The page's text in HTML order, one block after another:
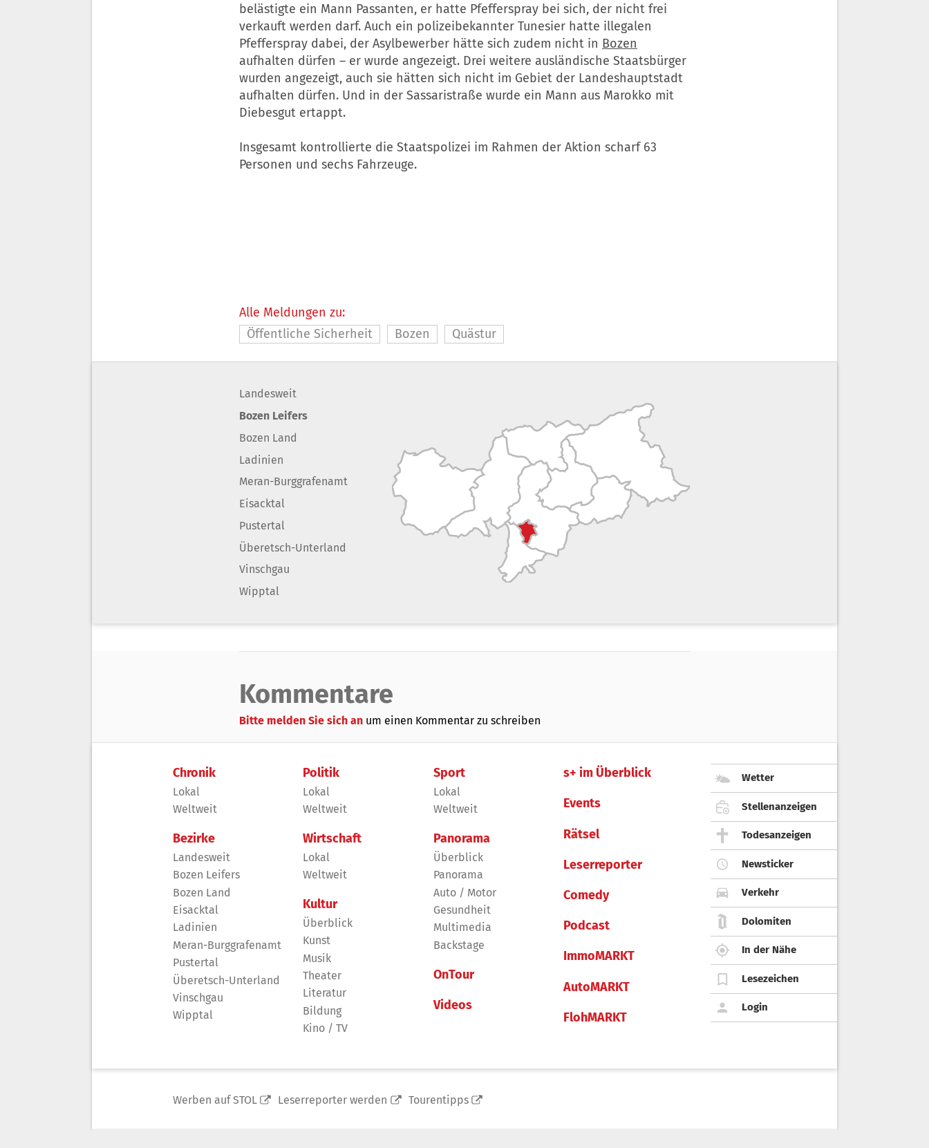
belästigte ein Mann Passanten, er hatte Pfefferspray bei sich, der nicht frei
verkauft werden darf. Auch ein polizeibekannter Tunesier hatte illegalen
Pfefferspray dabei, der Asylbewerber hätte sich zudem nicht in Bozen
aufhalten dürfen – er wurde angezeigt. Drei weitere ausländische Staatsbürger
wurden angezeigt, auch sie hätten sich nicht im Gebiet der Landeshauptstadt
aufhalten dürfen. Und in der Sassaristraße wurde ein Mann aus Marokko mit
Diebesgut ertappt.
Insgesamt kontrollierte die Staatspolizei im Rahmen der Aktion scharf 63
Personen und sechs Fahrzeuge.
Alle Meldungen zu:
Öffentliche Sicherheit
Bozen Quästur
Landesweit
Bozen Leifers
Bozen Land
Ladinien
Meran-Burggrafenamt
Eisacktal
Pustertal
Überetsch-Unterland
Vinschgau
Wipptal
Kommentare
Bitte melden Sie sich an um einen Kommentar zu schreiben
Chronik
Lokal
Weltweit
Bezirke
Landesweit
Bozen Leifers
Bozen Land
Eisacktal
Ladinien
Meran-Burggrafenamt
Pustertal
Überetsch-Unterland
Vinschgau
Wipptal
Politik
Lokal
Weltweit
Wirtschaft
Lokal
Weltweit
Kultur
Überblick
Kunst
Musik
Theater
Literatur
Bildung
Kino / TV
Sport
Lokal
Weltweit
Panorama
Überblick
Panorama
Auto / Motor
Gesundheit
Multimedia
Backstage
OnTour
Videos
s+ im Überblick
Events
Rätsel
Leserreporter
Comedy
Podcast
ImmoMARKT
AutoMARKT
FlohMARKT
Wetter
Stellenanzeigen
Todesanzeigen
Newsticker
Verkehr
Dolomiten
In der Nähe
Lesezeichen
Login
Werben auf STOL Leserreporter werden Tourentipps